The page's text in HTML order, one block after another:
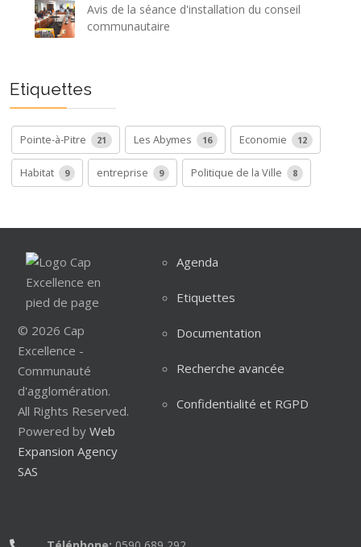
Avis de la séance d'installation du conseil
communautaire
Etiquettes
Pointe-à-Pitre 21 Les Abymes 16 Economie 12
Habitat 9 entreprise 9 Politique de la Ville 8
© 2026 Cap
Excellence -
Communauté
d'agglomération.
All Rights Reserved.
Powered by Web
Expansion Agency
SAS
Agenda
Etiquettes
Documentation
Recherche avancée
Confidentialité et RGPD